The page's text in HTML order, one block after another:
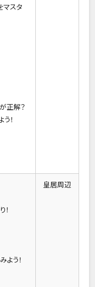
マスタ
正解？
！
！
よう！
皇居周辺